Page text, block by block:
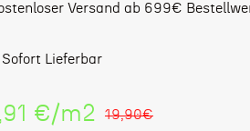
Versand ab 699€
Sofort Lieferbar
€/m2 19,90€